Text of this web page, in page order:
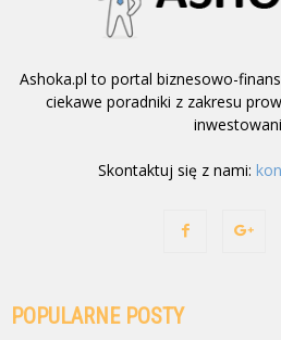
Ashoka.pl to portal biznesowo-
ciekawe poradniki z zakresu
Skontaktuj się z nami:
POPULARNE POSTY